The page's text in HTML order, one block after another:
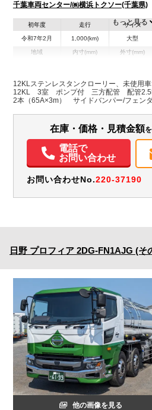
千葉車両センター/㈱横浜トクソー(千葉県)
初年度
令和7年2月
走行
1,000(km)
サイズ
大型
地域 内寸(mm) 外寸(mm)
H:2,970
装備情報
もっと見る
12KLステンレスタンクローリー、未使用
12KL 3室 ポンプ付 三方配管 配管
2本（65A×3m） サイドバンパー/フェン
在庫・価格・見積金額
電話で
お問い合わせ
お問い合わせNo.220-37190
日野 プロフィア 2DG-FN1AJG (そ
他の画像を見る